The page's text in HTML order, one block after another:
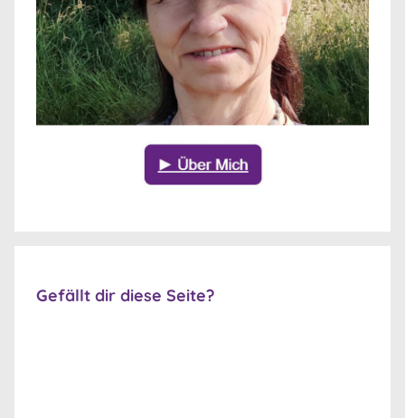
Gefällt dir diese Seite?